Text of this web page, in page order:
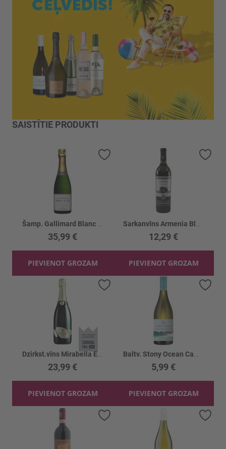
SAISTĪTIE PRODUKTI
35,99 €
PIEVIENOT GROZAM
Pievienot vēlmju sarakstam
12,29 €
PIEVIENOT GROZAM
23,99 €
PIEVIENOT GROZAM
5,99 €
PIEVIENOT GROZAM